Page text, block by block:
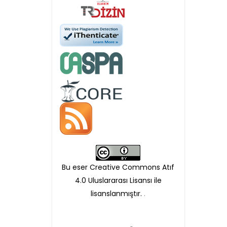
Öndenetimden geçen
makaleler için, 100 Avro
Makale İşletim Ücreti (APC)
alınmaktadır.
Hakem sürecine alınacak
makaleler için yazarlara
APC ödeme bilgi mesajı
iletilmektedir.
Bu eser Creative Commons Atıf
4.0 Uluslararası Lisansı ile
lisanslanmıştır. .